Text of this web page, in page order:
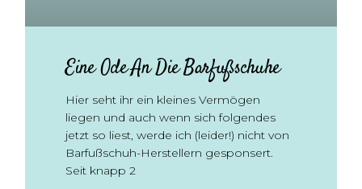
Eine Ode An Die Barfußschuhe
Hier seht ihr ein kleines Vermögen
liegen und auch wenn sich folgendes
jetzt so liest, werde ich (leider!) nicht von
Barfußschuh-Herstellern gesponsert.
Seit knapp 2